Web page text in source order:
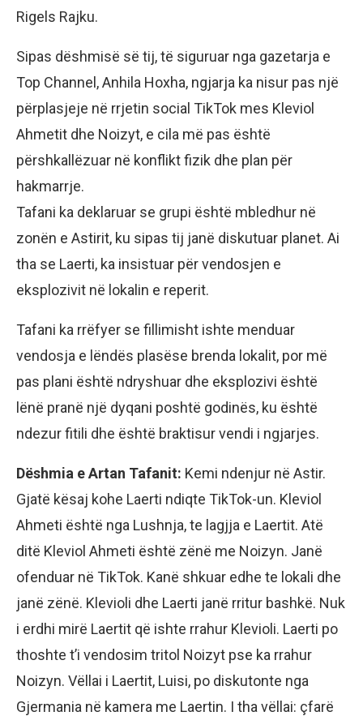
Rigels Rajku.
Sipas dëshmisë së tij, të siguruar nga gazetarja e
Top Channel, Anhila Hoxha, ngjarja ka nisur pas një
përplasjeje në rrjetin social TikTok mes Kleviol
Ahmetit dhe Noizyt, e cila më pas është
përshkallëzuar në konflikt fizik dhe plan për
hakmarrje.
Tafani ka deklaruar se grupi është mbledhur në
zonën e Astirit, ku sipas tij janë diskutuar planet. Ai
tha se Laerti, ka insistuar për vendosjen e
eksplozivit në lokalin e reperit.
Tafani ka rrëfyer se fillimisht ishte menduar
vendosja e lëndës plasëse brenda lokalit, por më
pas plani është ndryshuar dhe eksplozivi është
lënë pranë një dyqani poshtë godinës, ku është
ndezur fitili dhe është braktisur vendi i ngjarjes.
Dëshmia e Artan Tafanit: Kemi ndenjur në Astir.
Gjatë kësaj kohe Laerti ndiqte TikTok-un. Kleviol
Ahmeti është nga Lushnja, te lagjja e Laertit. Atë
ditë Kleviol Ahmeti është zënë me Noizyn. Janë
ofenduar në TikTok. Kanë shkuar edhe te lokali dhe
janë zënë. Klevioli dhe Laerti janë rritur bashkë. Nuk
i erdhi mirë Laertit që ishte rrahur Klevioli. Laerti po
thoshte t’i vendosim tritol Noizyt pse ka rrahur
Noizyn. Vëllai i Laertit, Luisi, po diskutonte nga
Gjermania në kamera me Laertin. I tha vëllai: çfarë